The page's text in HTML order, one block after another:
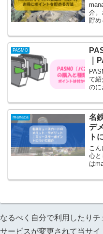
介。
貯め
PASMO
｜
て紹
のに
manaca
名
デ
ト
こ
心と
は
名古
なるべく自分で利用したりチ
サービスが変更されて当サ